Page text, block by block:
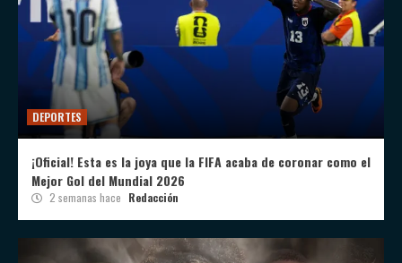
DEPORTES
¡Oficial! Esta es la joya que la FIFA acaba de coronar como el
Mejor Gol del Mundial 2026
2 semanas hace Redacción